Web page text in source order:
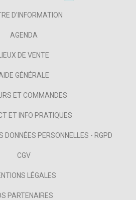
D'INFORMATION
AGENDA
LIEUX DE VENTE
GÉNÉRALE
ET COMMANDES
ET INFO PRATIQUES
DONNÉES PERSONNELLES - RGPD
CGV
LÉGALES
PARTENAIRES